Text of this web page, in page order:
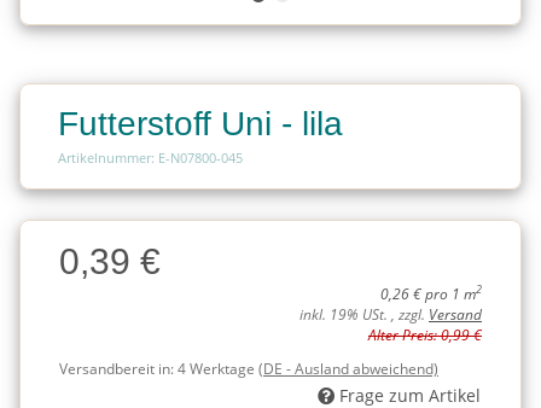
Futterstoff Uni - lila
Artikelnummer: E-N07800-045
Charge
Charge0,39 €
0,26 € pro 1 m2
inkl. 19% USt. , zzgl. Versand
Alter Preis: 0,99 €
Versandbereit in:4 Werktage (DE - Ausland abweichend)
Frage zum Artikel